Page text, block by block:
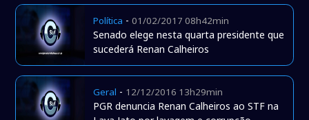
Política -01/02/2017 08h42min
Senado elege nesta quarta presidente que
sucederá Renan Calheiros
Geral - 12/12/2016 13h29min
PGR denuncia Renan Calheiros ao STF na